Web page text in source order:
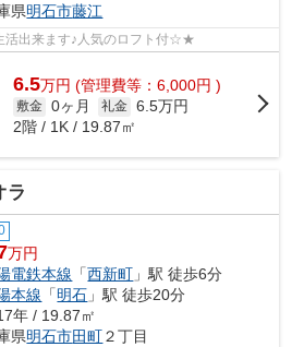
県明石市藤江
出来ます♪人気のロフト付☆★
6.5万円 (管理費等：6,000円 )
敷金 0ヶ月 礼金 6.5万円
2階 / 1K / 19.87㎡
ラ
万円
電鉄本線 「西新町 」駅 徒歩6分
本線 「明石 」駅 徒歩20分
年 / 19.87㎡
県明石市田町２丁目